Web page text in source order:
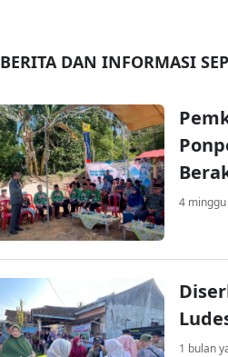
BERITA DAN INFORMASI
4
1 bulan